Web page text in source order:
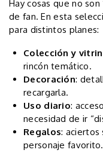
Hay cosas que no
de fan. En esta
para distintos planes:
Colección y
rincón temático.
Decoración:
recargarla.
Uso diario:
necesidad de ir
Regalos: aciertos
personaje favorito.